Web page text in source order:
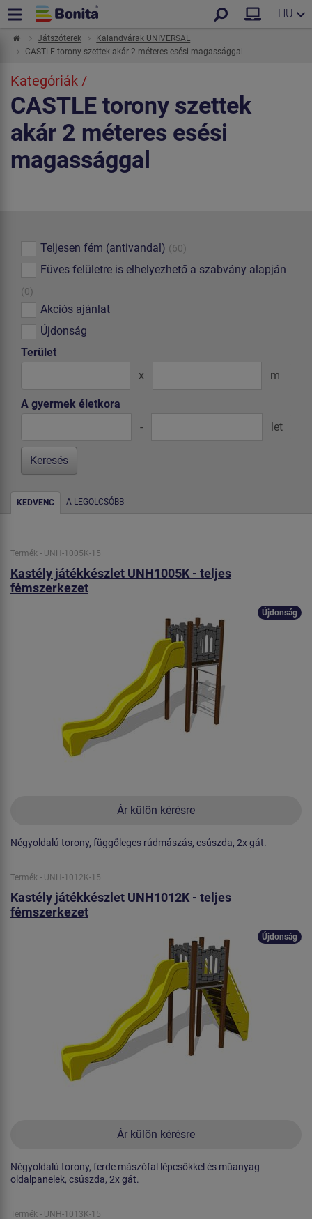
HU
Játszóterek
Kalandvárak UNIVERSAL
CASTLE torony szettek akár 2 méteres esési magassággal
Kategóriák /
CASTLE torony szettek
akár 2 méteres esési
magassággal
Teljesen fém (antivandal) (60)
Füves felületre is elhelyezhető a szabvány alapján
(0)
Akciós ajánlat
Újdonság
Terület
x
m
A gyermek életkora
-
let
KEDVENC A LEGOLCSÓBB
Termék - UNH-1005K-15
Kastély játékkészlet UNH1005K - teljes
fémszerkezet
Ár külön kérésre
Újdonság
Négyoldalú torony, függőleges rúdmászás, csúszda, 2x gát.
Termék - UNH-1012K-15
Kastély játékkészlet UNH1012K - teljes
fémszerkezet
Ár külön kérésre
Újdonság
Négyoldalú torony, ferde mászófal lépcsőkkel és műanyag
oldalpanelek, csúszda, 2x gát.
Termék - UNH-1013K-15